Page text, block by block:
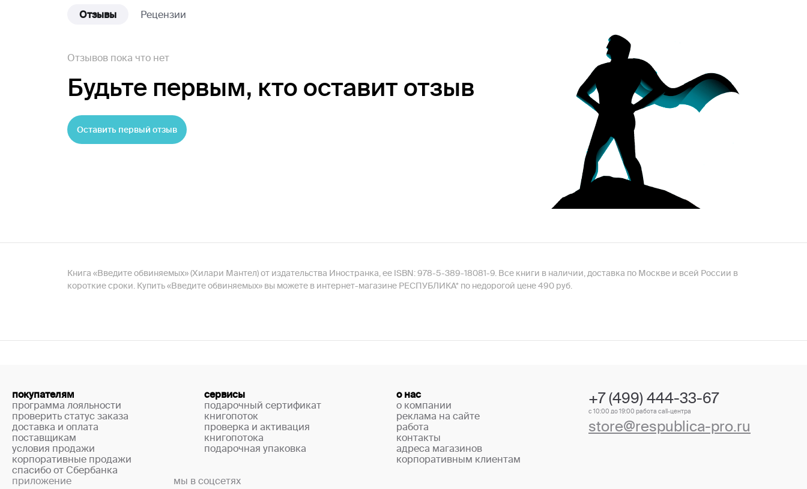
Отзывы Рецензии
Отзывов пока что нет
Будьте первым, кто оставит отзыв
Оставить первый отзыв
Книга «Введите обвиняемых» (Хилари Мантел) от издательства Иностранка, ее ISBN: 978-5-389-18081-9. Все книги в наличии, доставка по Москве и всей России в
короткие сроки. Купить «Введите обвиняемых» вы можете в интернет-магазине РЕСПУБЛИКА* по недорогой цене 490 руб.
покупателям
программа лояльности
проверить статус заказа
доставка и оплата
поставщикам
условия продажи
корпоративные продажи
спасибо от Сбербанка
сервисы
подарочный сертификат
книгопоток
проверка и активация
книгопотока
подарочная упаковка
о нас
о компании
реклама на сайте
работа
контакты
адреса магазинов
корпоративным клиентам
+7 (499) 444-33-67
с 10:00 до 19:00 работа call-центра
store@respublica-pro.ru
приложение мы в соцсетях